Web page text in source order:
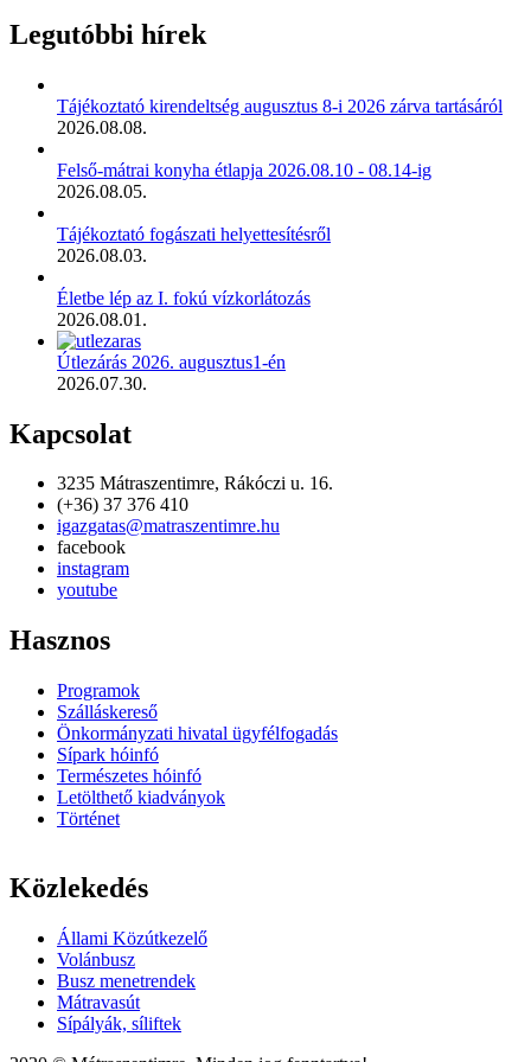
Legutóbbi hírek
Tájékoztató kirendeltség augusztus 8-i 2026 zárva tartásáról
2026.08.08.
Felső-mátrai konyha étlapja 2026.08.10 - 08.14-ig
2026.08.05.
Tájékoztató fogászati helyettesítésről
2026.08.03.
Életbe lép az I. fokú vízkorlátozás
2026.08.01.
Útlezárás 2026. augusztus1-én
2026.07.30.
Kapcsolat
3235 Mátraszentimre, Rákóczi u. 16.
(+36) 37 376 410
igazgatas@matraszentimre.hu
facebook
instagram
youtube
Hasznos
Programok
Szálláskereső
Önkormányzati hivatal ügyfélfogadás
Sípark hóinfó
Természetes hóinfó
Letölthető kiadványok
Történet
Közlekedés
Állami Közútkezelő
Volánbusz
Busz menetrendek
Mátravasút
Sípályák, síliftek